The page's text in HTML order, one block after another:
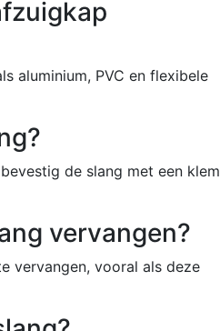
aluminium, PVC en flexibele
de slang met een klem
vervangen?
vervangen, vooral als deze